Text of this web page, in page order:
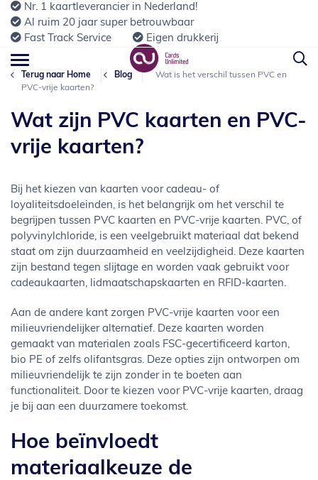
Nr. 1 kaartleverancier in Nederland!
Al ruim 20 jaar super betrouwbaar
Fast Track Service
Eigen drukkerij
Terug naar Home Blog
Wat is het verschil tussen PVC en
PVC-vrije kaarten?
Wat zijn PVC kaarten en PVC-
vrije kaarten?
Bij het kiezen van kaarten voor cadeau- of
loyaliteitsdoeleinden, is het belangrijk om het verschil te
begrijpen tussen PVC kaarten en PVC-vrije kaarten. PVC, of
polyvinylchloride, is een veelgebruikt materiaal dat bekend
staat om zijn duurzaamheid en veelzijdigheid. Deze kaarten
zijn bestand tegen slijtage en worden vaak gebruikt voor
cadeaukaarten, lidmaatschapskaarten en RFID-kaarten.
Aan de andere kant zorgen PVC-vrije kaarten voor een
milieuvriendelijker alternatief. Deze kaarten worden
gemaakt van materialen zoals FSC-gecertificeerd karton,
bio PE of zelfs olifantsgras. Deze opties zijn ontworpen om
milieuvriendelijk te zijn zonder in te boeten aan
functionaliteit. Door te kiezen voor PVC-vrije kaarten, draag
je bij aan een duurzamere toekomst.
Hoe beïnvloedt
materiaalkeuze de